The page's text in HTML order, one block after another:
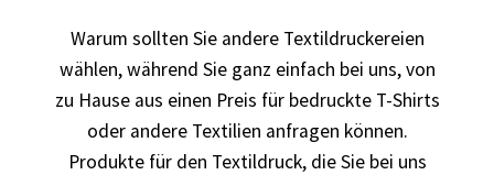
Arbeitsshirts bedrucken – Arbeitskleidung
Ärzte T Shirts Kaufen – Motive selber gestalten und
bedrucken
Warum sollten Sie andere Textildruckereien
wählen, während Sie ganz einfach bei uns, von
zu Hause aus einen Preis für bedruckte T-Shirts
oder andere Textilien anfragen können.
Produkte für den Textildruck, die Sie bei uns